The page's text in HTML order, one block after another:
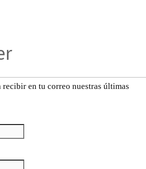
recibir en tu correo nuestras últimas